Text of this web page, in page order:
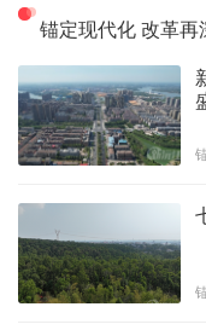
锚定现代化 改革再